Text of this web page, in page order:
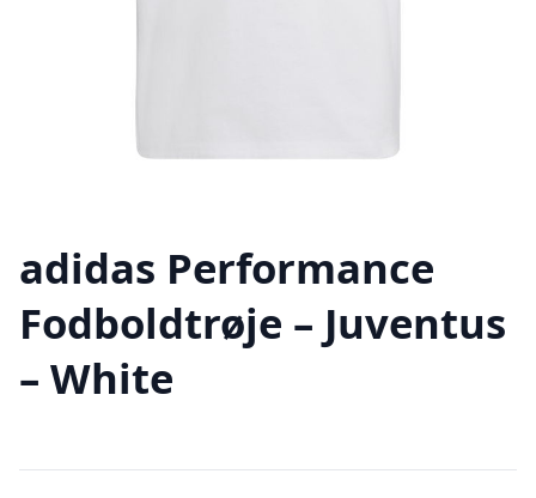
adidas Performance
Fodboldtrøje – Juventus
– White